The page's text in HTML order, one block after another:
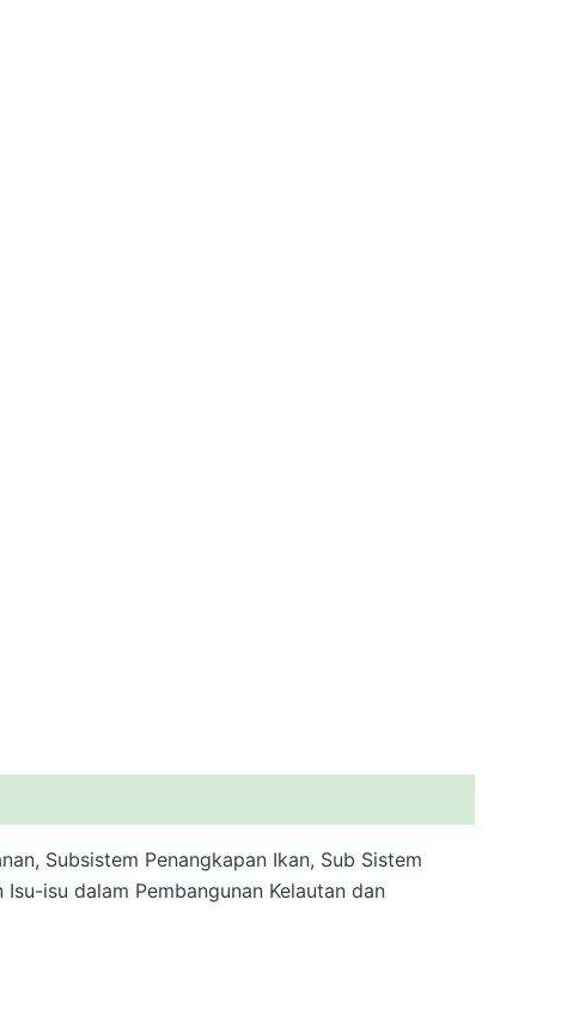
Subsistem Penangkapan Ikan, Sub Sistem
isu dalam Pembangunan Kelautan dan